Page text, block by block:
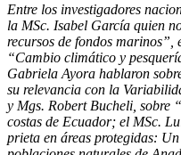
Entre los investigadores
la MSc. Isabel García quien
recursos de fondos
“Cambio climático y
Gabriela Ayora hablaron
su relevancia con la
y Mgs. Robert Bucheli, sobre
costas de Ecuador; el MSc.
prieta en áreas protegidas: